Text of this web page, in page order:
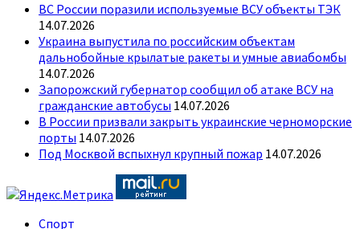
ВС России поразили используемые ВСУ объекты ТЭК
14.07.2026
Украина выпустила по российским объектам
дальнобойные крылатые ракеты и умные авиабомбы
14.07.2026
Запорожский губернатор сообщил об атаке ВСУ на
гражданские автобусы 14.07.2026
В России призвали закрыть украинские черноморские
порты 14.07.2026
Под Москвой вспыхнул крупный пожар 14.07.2026
Спорт